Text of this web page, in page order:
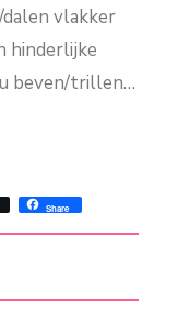
vlakker
hinderlijke
beven/trillen…
Share